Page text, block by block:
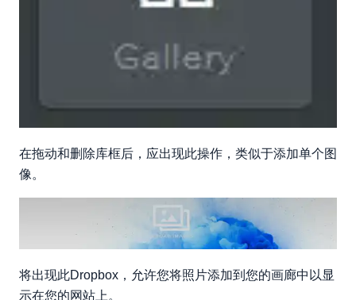
在拖动和删除库框后，应出现此操作，类似于添加单个图
像。
将出现此Dropbox，允许您将照片添加到您的画廊中以显
示在您的网站上。